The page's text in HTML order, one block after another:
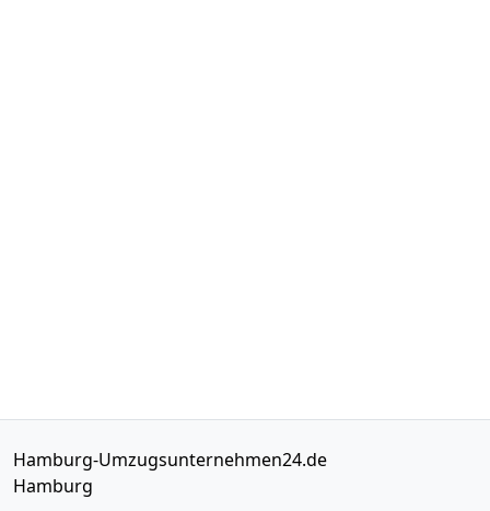
Hamburg-Umzugsunternehmen24.de
Hamburg